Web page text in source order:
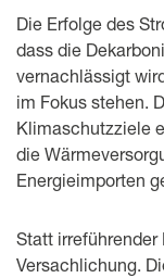
Die Erfolge des
dass die
vernachlässigt
im Fokus stehen.
Klimaschutzziele
die
Energieimporten
Statt
Versachlichung.